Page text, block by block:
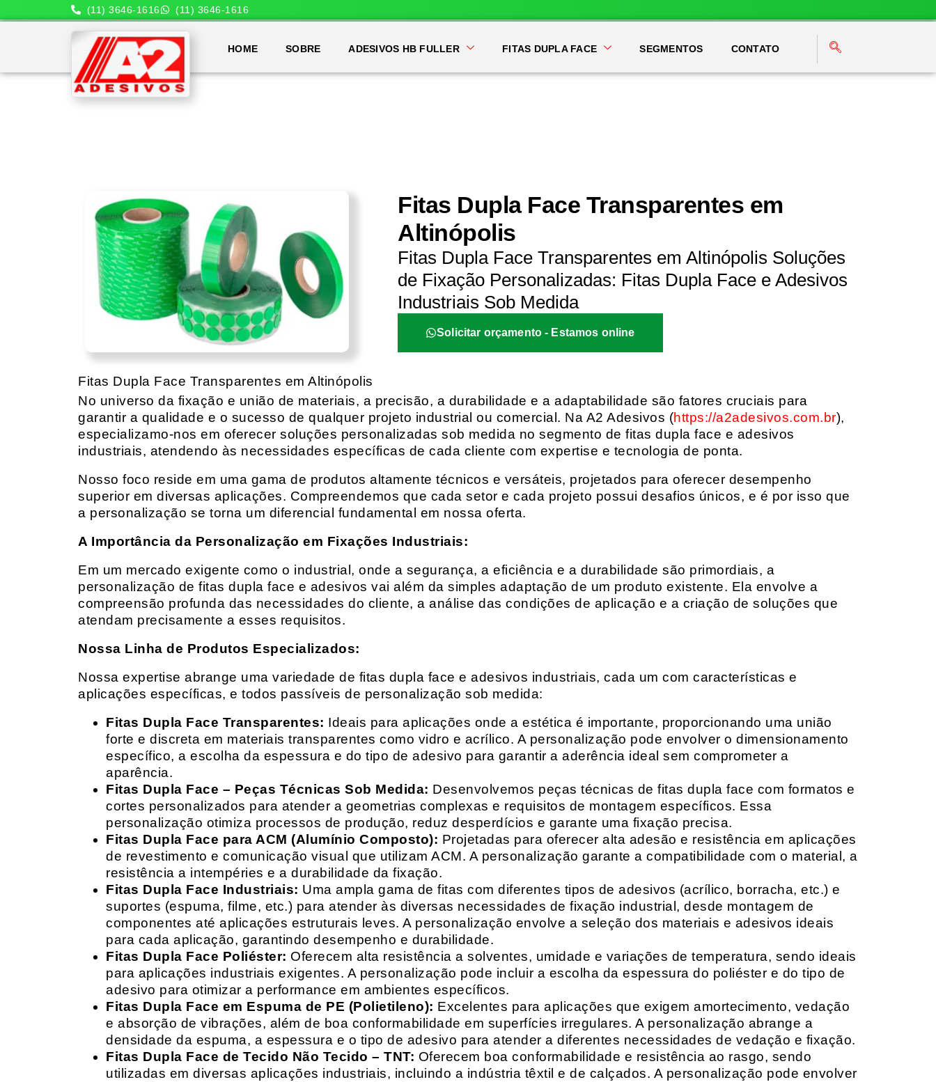
(11) 3646-1616 (11) 3646-1616
HOME SOBRE ADESIVOS HB FULLER FITAS DUPLA FACE SEGMENTOS CONTATO
Fitas Dupla Face Transparentes em
Altinópolis
Fitas Dupla Face Transparentes em Altinópolis Soluções
de Fixação Personalizadas: Fitas Dupla Face e Adesivos
Industriais Sob Medida
Solicitar orçamento - Estamos online
Fitas Dupla Face Transparentes em Altinópolis
No universo da fixação e união de materiais, a precisão, a durabilidade e a adaptabilidade são fatores cruciais para
garantir a qualidade e o sucesso de qualquer projeto industrial ou comercial. Na A2 Adesivos (https://a2adesivos.com.br),
especializamo-nos em oferecer soluções personalizadas sob medida no segmento de fitas dupla face e adesivos
industriais, atendendo às necessidades específicas de cada cliente com expertise e tecnologia de ponta.
Nosso foco reside em uma gama de produtos altamente técnicos e versáteis, projetados para oferecer desempenho
superior em diversas aplicações. Compreendemos que cada setor e cada projeto possui desafios únicos, e é por isso que
a personalização se torna um diferencial fundamental em nossa oferta.
A Importância da Personalização em Fixações Industriais:
Em um mercado exigente como o industrial, onde a segurança, a eficiência e a durabilidade são primordiais, a
personalização de fitas dupla face e adesivos vai além da simples adaptação de um produto existente. Ela envolve a
compreensão profunda das necessidades do cliente, a análise das condições de aplicação e a criação de soluções que
atendam precisamente a esses requisitos.
Nossa Linha de Produtos Especializados:
Nossa expertise abrange uma variedade de fitas dupla face e adesivos industriais, cada um com características e
aplicações específicas, e todos passíveis de personalização sob medida:
Fitas Dupla Face Transparentes: Ideais para aplicações onde a estética é importante, proporcionando uma união
forte e discreta em materiais transparentes como vidro e acrílico. A personalização pode envolver o dimensionamento
específico, a escolha da espessura e do tipo de adesivo para garantir a aderência ideal sem comprometer a
aparência.
Fitas Dupla Face – Peças Técnicas Sob Medida: Desenvolvemos peças técnicas de fitas dupla face com formatos e
cortes personalizados para atender a geometrias complexas e requisitos de montagem específicos. Essa
personalização otimiza processos de produção, reduz desperdícios e garante uma fixação precisa.
Fitas Dupla Face para ACM (Alumínio Composto): Projetadas para oferecer alta adesão e resistência em aplicações
de revestimento e comunicação visual que utilizam ACM. A personalização garante a compatibilidade com o material, a
resistência a intempéries e a durabilidade da fixação.
Fitas Dupla Face Industriais: Uma ampla gama de fitas com diferentes tipos de adesivos (acrílico, borracha, etc.) e
suportes (espuma, filme, etc.) para atender às diversas necessidades de fixação industrial, desde montagem de
componentes até aplicações estruturais leves. A personalização envolve a seleção dos materiais e adesivos ideais
para cada aplicação, garantindo desempenho e durabilidade.
Fitas Dupla Face Poliéster: Oferecem alta resistência a solventes, umidade e variações de temperatura, sendo ideais
para aplicações industriais exigentes. A personalização pode incluir a escolha da espessura do poliéster e do tipo de
adesivo para otimizar a performance em ambientes específicos.
Fitas Dupla Face em Espuma de PE (Polietileno): Excelentes para aplicações que exigem amortecimento, vedação
e absorção de vibrações, além de boa conformabilidade em superfícies irregulares. A personalização abrange a
densidade da espuma, a espessura e o tipo de adesivo para atender a diferentes necessidades de vedação e fixação.
Fitas Dupla Face de Tecido Não Tecido – TNT: Oferecem boa conformabilidade e resistência ao rasgo, sendo
utilizadas em diversas aplicações industriais, incluindo a indústria têxtil e de calçados. A personalização pode envolver